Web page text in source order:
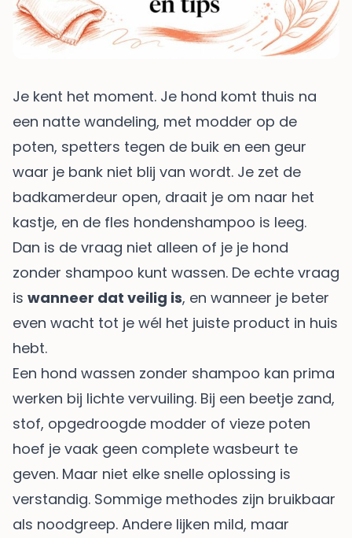
Je kent het moment. Je hond komt thuis na
een natte wandeling, met modder op de
poten, spetters tegen de buik en een geur
waar je bank niet blij van wordt. Je zet de
badkamerdeur open, draait je om naar het
kastje, en de fles hondenshampoo is leeg.
Dan is de vraag niet alleen of je je hond
zonder shampoo kunt wassen. De echte vraag
is wanneer dat veilig is, en wanneer je beter
even wacht tot je wél het juiste product in huis
hebt.
Een hond wassen zonder shampoo kan prima
werken bij lichte vervuiling. Bij een beetje zand,
stof, opgedroogde modder of vieze poten
hoef je vaak geen complete wasbeurt te
geven. Maar niet elke snelle oplossing is
verstandig. Sommige methodes zijn bruikbaar
als noodgreep. Andere lijken mild, maar